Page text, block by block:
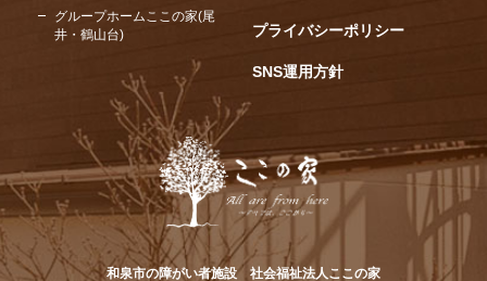
グループホームここの家(尾
井・鶴山台)
プライバシーポリシー
SNS運用方針
和泉市の障がい者施設 社会福祉法人ここの家